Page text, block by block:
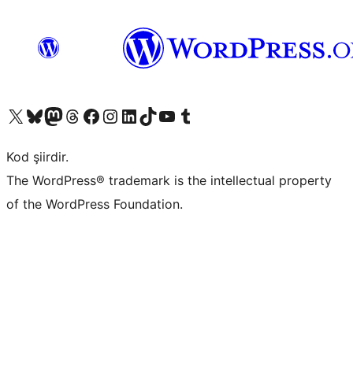
X (eski Twitter) hesabımıza bakın
Bluesky hesabımızı ziyaret edinMastodon hesabımızı ziyaret edinThreads hesabımızı ziyaret edinFacebook sayfamızı ziyaret edinInstagram hesabımızı ziyaret edinLinkedIn hesabımızı ziyaret edinTikTok hesabımızı ziyaret edinYouTube kanalımızı ziyaret edinTumblr hesabımızı ziyaret edin
Kod şiirdir.
The WordPress® trademark is the intellectual property
of the WordPress Foundation.